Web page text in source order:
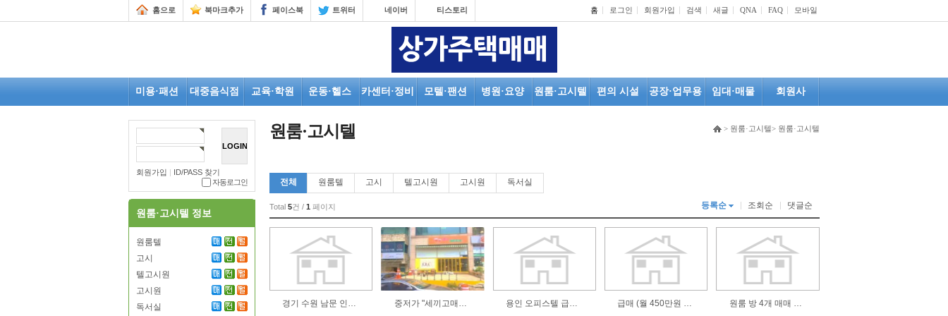
홈으로 북마크추가 페이스북 트위터 네이버 티스토리 홈 로그인 회원가입 검색 새글 QNA FAQ 모바일
미용·패션 대중음식점 교육·학원 운동·헬스 카센터·정비 모텔·팬션 병원·요양 원룸·고시텔 편의 시설 공장·업무용 임대·매물 회원사
회원가입 | ID/PASS 찾기
자동로그인
원룸·고시텔 정보
원룸텔
고시
텔고시원
고시원
독서실
원룸·고시텔 > 원룸·고시텔> 원룸·고시텔
전체 원룸텔 고시 텔고시원 고시원 독서실
Total 5건 / 1 페이지 등록순 조회순 댓글순
경기 수원 남문 인접 원룸텔 건물 매도합니다 중저가 "세끼고매매" 투자용 / 주소오픈, 인천 상가1층 / 2억6천, 투자금대비 월세좋음 / 주인직, 세입… 용인 오피스텔 급매(수익율 10%) 급매 (월 450만원 이상) 원룸 방 4개 매매 진행 합니다 (2억 9천- 조정 가능)